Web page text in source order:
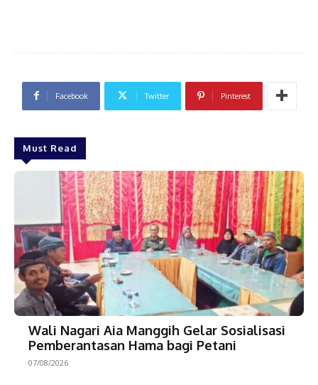
Facebook Twitter Pinterest
Must Read
Wali Nagari Aia Manggih Gelar Sosialisasi
Pemberantasan Hama bagi Petani
07/08/2026